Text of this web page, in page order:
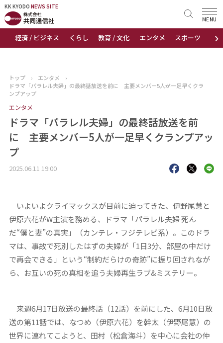
KK KYODO NEWS SITE
›
経済 / ビジネス くらし 教育 / 文化 エンタメ スポーツ 地域
MENU
KK KYODONEWS SITE
トップページ
ニュース
おすすめコンテンツ
出版物
会社概要
トップ › エンタメ
›
ドラマ「パラレル夫婦」の最終話放送を前に 主要メンバー5人が一足早くクラ
ンプアップ
エンタメ
ドラマ「パラレル夫婦」の最終話放送を前
に 主要メンバー5人が一足早くクランプアッ
プ
2025.06.11 19:00
いよいよクライマックスが目前に迫ってきた、伊野尾慧と
伊原六花がW主演を務める、ドラマ「パラレル夫婦 死ん
だ“僕と妻”の真実」（カンテレ・フジテレビ系）。このドラ
マは、事故で死別したはずの夫婦が「1日3分、部屋の中だけ
で再会できる」という“制約だらけの奇跡”に振り回されなが
ら、お互いの死の真相を追う夫婦再生ラブ&ミステリー。
来週6月17日放送の最終話（12話）を前にした、6月10日放
送の第11話では、なつめ（伊原六花）を幹太（伊野尾慧）の
世界に連れてこようと、田村（松倉海斗）を中心に会社の仲